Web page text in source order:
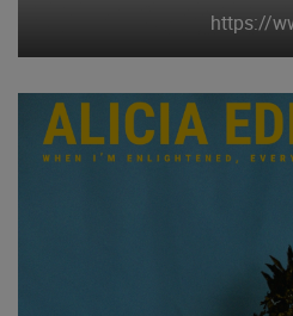
https://